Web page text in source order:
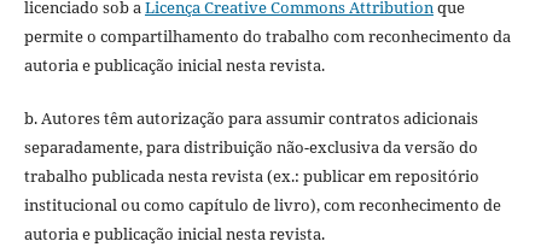
licenciado sob aLicença Creative Commons Attributionque
permite o compartilhamento do trabalho com reconhecimento da
autoria e publicação inicial nesta revista.
b. Autores têm autorização para assumir contratos adicionais
separadamente, para distribuição não-exclusiva da versão do
trabalho publicada nesta revista (ex.: publicar em repositório
institucional ou como capítulo de livro), com reconhecimento de
autoria e publicação inicial nesta revista.